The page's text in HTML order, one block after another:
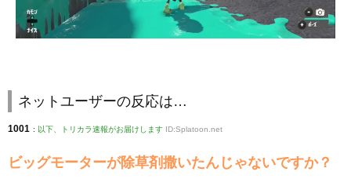
ネットユーザーの反応は…
1001 : 以下、トリカラ速報がお届けします ID:Splatoon.net
ビッグモーターが除草剤撒いたんじゃないですか？